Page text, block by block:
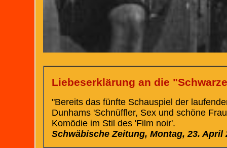
Liebeserklärung an die
"Bereits das fünfte Schauspiel der
Dunhams 'Schnüffler, Sex und schöne
Komödie im Stil des 'Film noir'.
Schwäbische Zeitung, Montag, 23. April